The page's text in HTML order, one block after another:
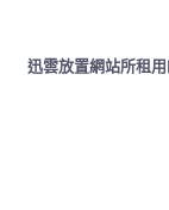
迅雲放置網站所租